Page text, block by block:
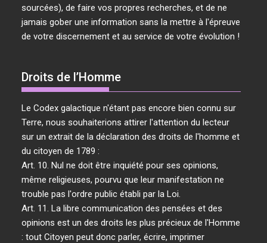
sourcées), de faire vos propres recherches, et de ne
jamais gober une information sans la mettre à l'épreuve
de votre discernement et au service de votre évolution !
Droits de l’Homme
Le Codex galactique n'étant pas encore bien connu sur
Terre, nous souhaiterions attirer l'attention du lecteur
sur un extrait de la déclaration des droits de l'homme et
du citoyen de 1789 :
Art. 10. Nul ne doit être inquiété pour ses opinions,
même religieuses, pourvu que leur manifestation ne
trouble pas l'ordre public établi par la Loi.
Art. 11. La libre communication des pensées et des
opinions est un des droits les plus précieux de l'Homme
: tout Citoyen peut donc parler, écrire, imprimer